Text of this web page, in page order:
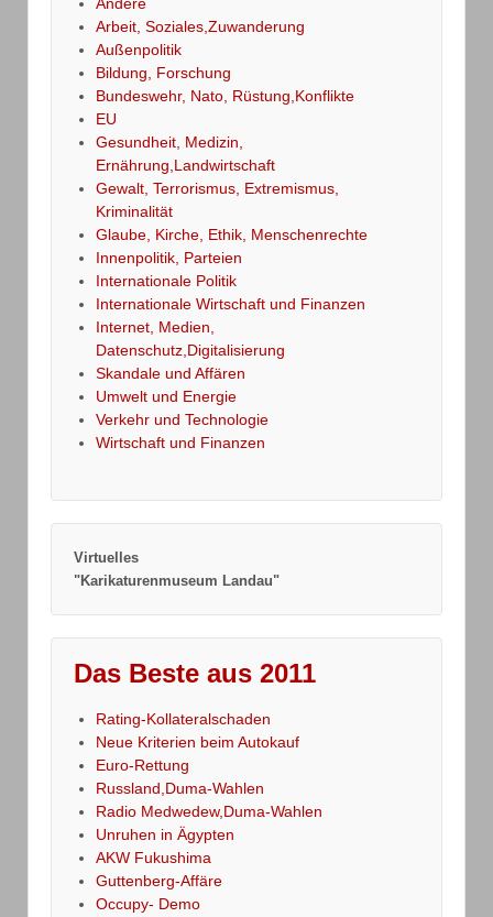
Andere
Arbeit, Soziales,Zuwanderung
Außenpolitik
Bildung, Forschung
Bundeswehr, Nato, Rüstung,Konflikte
EU
Gesundheit, Medizin,
Ernährung,Landwirtschaft
Gewalt, Terrorismus, Extremismus,
Kriminalität
Glaube, Kirche, Ethik, Menschenrechte
Innenpolitik, Parteien
Internationale Politik
Internationale Wirtschaft und Finanzen
Internet, Medien,
Datenschutz,Digitalisierung
Skandale und Affären
Umwelt und Energie
Verkehr und Technologie
Wirtschaft und Finanzen
Virtuelles
"Karikaturenmuseum Landau"
Das Beste aus 2011
Rating-Kollateralschaden
Neue Kriterien beim Autokauf
Euro-Rettung
Russland,Duma-Wahlen
Radio Medwedew,Duma-Wahlen
Unruhen in Ägypten
AKW Fukushima
Guttenberg-Affäre
Occupy- Demo